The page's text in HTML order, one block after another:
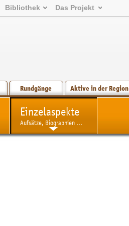
Bibliothek Das Projekt
Rundgänge Aktive in der Region
Einzelaspekte
Aufsätze, Biographien ...